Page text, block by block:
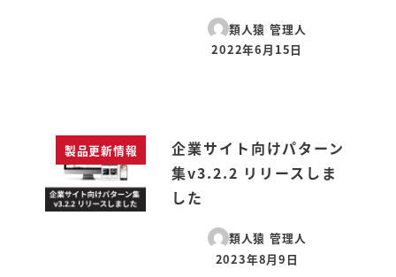
類人猿 管理人
投稿日
2022年6月15日
製品更新情報
企業サイト向けパターン
集v3.2.2 リリースしま
した
類人猿 管理人
投稿日
2023年8月9日